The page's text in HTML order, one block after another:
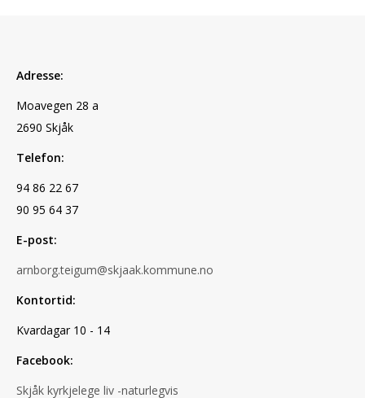
Adresse:
Moavegen 28 a
2690 Skjåk
Telefon:
94 86 22 67
90 95 64 37
E-post:
arnborg.teigum@skjaak.kommune.no
Kontortid:
Kvardagar 10 - 14
Facebook:
Skjåk kyrkjelege liv -naturlegvis